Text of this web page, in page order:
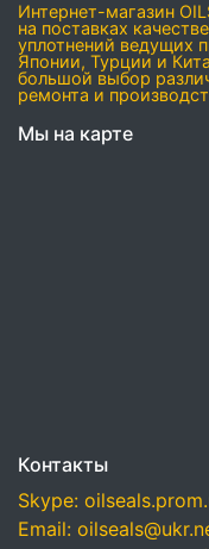
Интернет-магазин
на поставках
уплотнений ведущих
Японии, Турции и
большой выбор
ремонта и
Мы на карте
Контакты
Skype:
Email: